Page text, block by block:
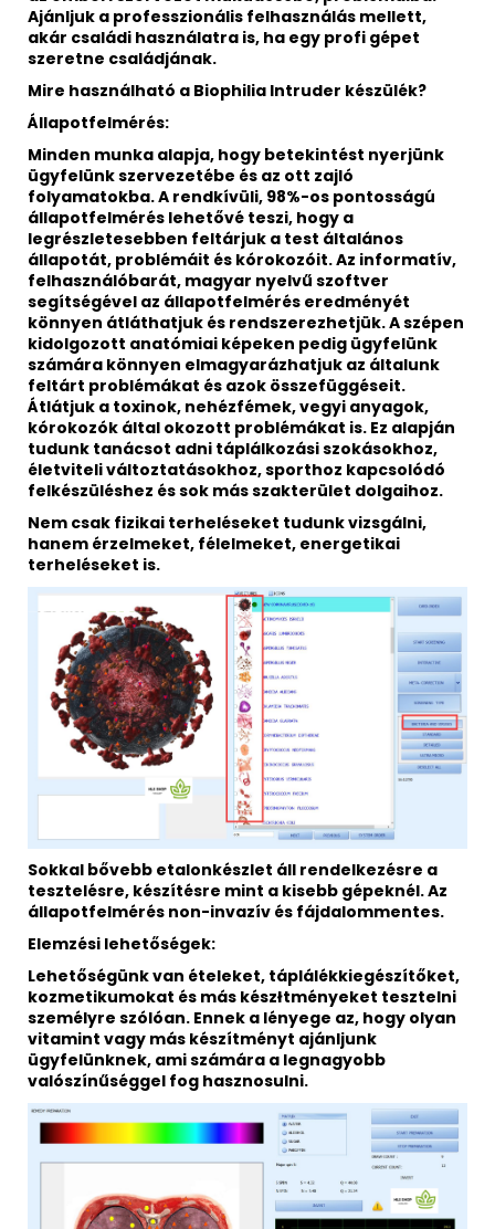
Ajánljuk a professzionális felhasználás mellett,
akár családi használatra is, ha egy profi gépet
szeretne családjának.
Mire használható a Biophilia Intruder készülék?
Állapotfelmérés:
Minden munka alapja, hogy betekintést nyerjünk
ügyfelünk szervezetébe és az ott zajló
folyamatokba. A rendkívüli, 98%-os pontosságú
állapotfelmérés lehetővé teszi, hogy a
legrészletesebben feltárjuk a test általános
állapotát, problémáit és kórokozóit. Az informatív,
felhasználóbarát, magyar nyelvű szoftver
segítségével az állapotfelmérés eredményét
könnyen átláthatjuk és rendszerezhetjük. A szépen
kidolgozott anatómiai képeken pedig ügyfelünk
számára könnyen elmagyarázhatjuk az általunk
feltárt problémákat és azok összefüggéseit.
Átlátjuk a toxinok, nehézfémek, vegyi anyagok,
kórokozók által okozott problémákat is. Ez alapján
tudunk tanácsot adni táplálkozási szokásokhoz,
életviteli változtatásokhoz, sporthoz kapcsolódó
felkészüléshez és sok más szakterület dolgaihoz.
Nem csak fizikai terheléseket tudunk vizsgálni,
hanem érzelmeket, félelmeket, energetikai
terheléseket is.
Sokkal bővebb etalonkészlet áll rendelkezésre a
tesztelésre, készítésre mint a kisebb gépeknél. Az
állapotfelmérés non-invazív és fájdalommentes.
Elemzési lehetőségek:
Lehetőségünk van ételeket, táplálékkiegészítőket,
kozmetikumokat és más készłtményeket tesztelni
személyre szólóan. Ennek a lényege az, hogy olyan
vitamint vagy más készítményt ajánljunk
ügyfelünknek, ami számára a legnagyobb
valószínűséggel fog hasznosulni.